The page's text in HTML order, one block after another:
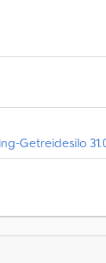
Getreidesilo